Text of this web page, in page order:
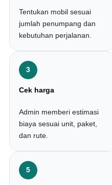
Tentukan mobil sesuai
jumlah penumpang dan
kebutuhan perjalanan.
3
Cek harga
Admin memberi estimasi
biaya sesuai unit, paket,
dan rute.
5